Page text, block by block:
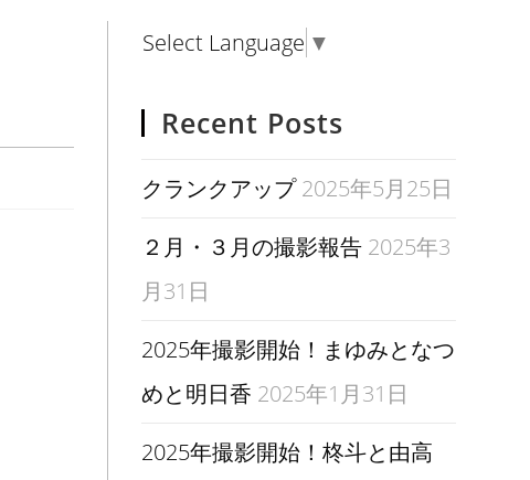
Select Language ▼
Recent Posts
クランクアップ 2025年5月25日
２月・３月の撮影報告 2025年3
月31日
2025年撮影開始！まゆみとなつ
めと明日香 2025年1月31日
2025年撮影開始！柊斗と由高